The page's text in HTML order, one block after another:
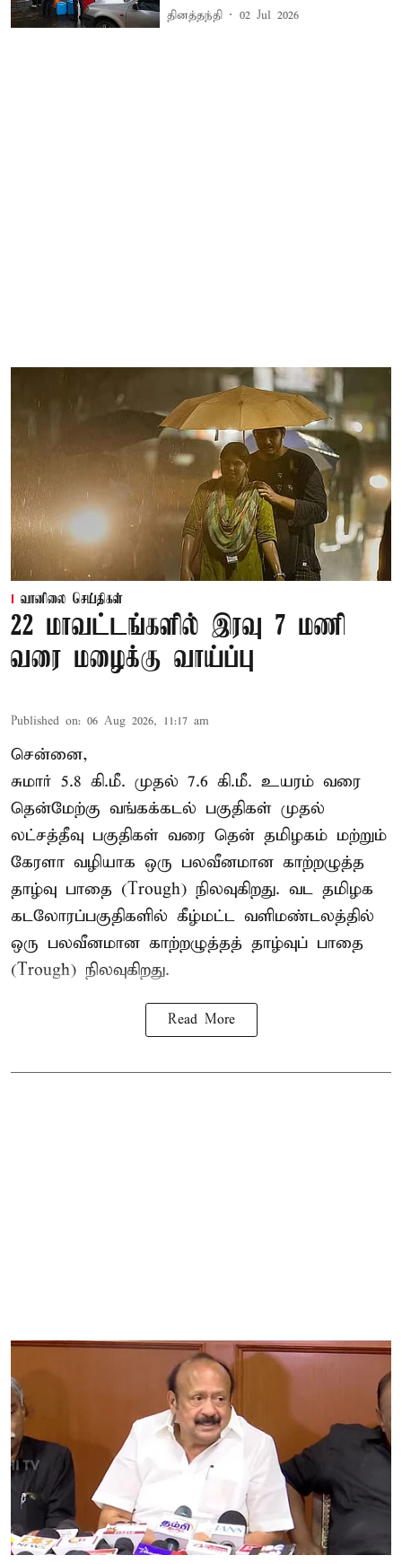
தினத்தந்தி 02 Jul 2026
வானிலை செய்திகள்
22 மாவட்டங்களில் இரவு 7 மணி
வரை மழைக்கு வாய்ப்பு
Published on: 06 Aug 2026, 11:17 am
சென்னை,
சுமார் 5.8 கி.மீ. முதல் 7.6 கி.மீ. உயரம் வரை
தென்மேற்கு வங்கக்கடல் பகுதிகள் முதல்
லட்சத்தீவு பகுதிகள் வரை தென் தமிழகம் மற்றும்
கேரளா வழியாக ஒரு பலவீனமான காற்றழுத்த
தாழ்வு பாதை (Trough) நிலவுகிறது. வட தமிழக
கடலோரப்பகுதிகளில் கீழ்மட்ட வளிமண்டலத்தில்
ஒரு பலவீனமான காற்றழுத்தத் தாழ்வுப் பாதை
(Trough) நிலவுகிறது.
Read More